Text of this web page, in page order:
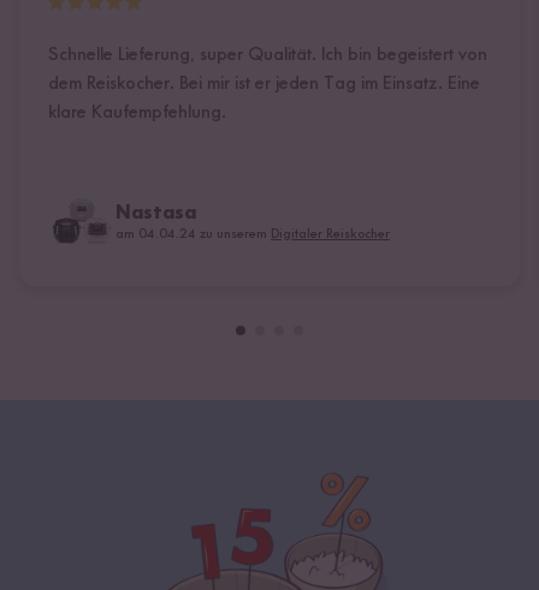
Schnelle Lieferung, super Qualität. Ich bin begeistert von
dem Reiskocher. Bei mir ist er jeden Tag im Einsatz. Eine
klare Kaufempfehlung.
Nastasa
am 04.04.24 zu unserem Digitaler Reiskocher